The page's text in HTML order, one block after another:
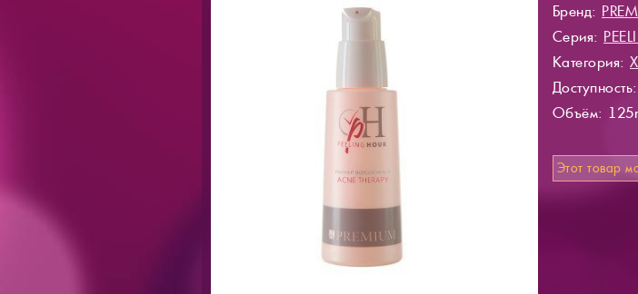
Бренд:
Серия:
Категория:
Доступность
Объём:
Этот товар